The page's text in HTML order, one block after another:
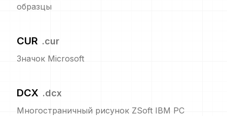
образцы
CUR .cur
Значок Microsoft
DCX .dcx
Многостраничный рисунок ZSoft IBM PC